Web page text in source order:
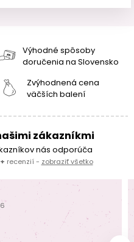
Výhodné spôsoby
doručenia na Slovensko
Zvýhodnená cena
väčších balení
zákazníkmi
nás odporúča
recenzií - zobraziť všetko